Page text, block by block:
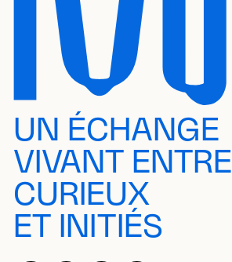
UN ÉCHANGE
VIVANT ENTRE
CURIEUX
ET INITIÉS